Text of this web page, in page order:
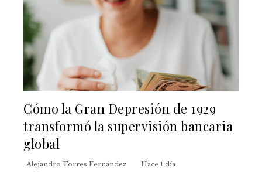
Cómo la Gran Depresión de 1929
transformó la supervisión bancaria
global
Alejandro Torres Fernández Hace 1 día